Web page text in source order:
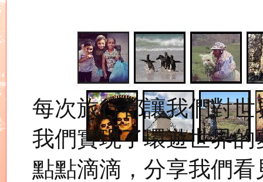
每次旅行都讓我們對
我們實現了環遊世界
點點滴滴，分享我們